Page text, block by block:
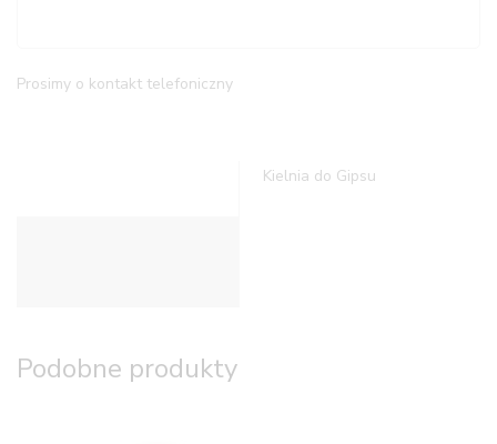
Prosimy o kontakt telefoniczny
Kielnia do Gipsu
Podobne produkty